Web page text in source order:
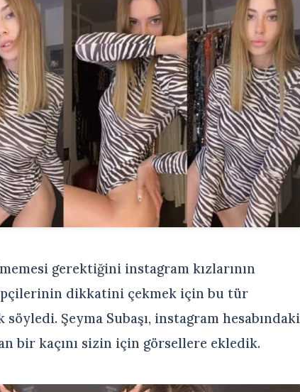
gerektiğini instagram kızlarının
dikkatini çekmek için bu tür
söyledi. Şeyma Subaşı, instagram hesabındaki
bir kaçını sizin için görsellere ekledik.